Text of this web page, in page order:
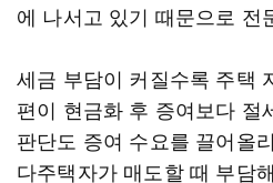
에 나서고 있기 때문으로 전
세금 부담이 커질수록 주택
편이 현금화 후 증여보다 절
판단도 증여 수요를 끌어올
다주택자가 매도할 때 부담